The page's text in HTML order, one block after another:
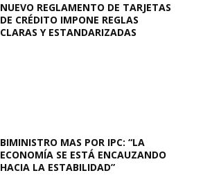
NUEVO REGLAMENTO DE TARJETAS
DE CRÉDITO IMPONE REGLAS
CLARAS Y ESTANDARIZADAS
BIMINISTRO MAS POR IPC: “LA
ECONOMÍA SE ESTÁ ENCAUZANDO
HACIA LA ESTABILIDAD”